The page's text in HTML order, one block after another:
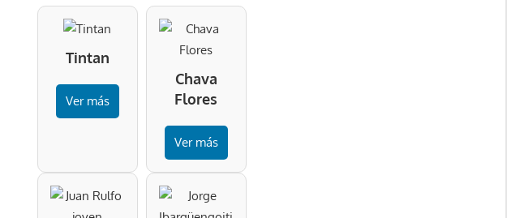
Tintan
Ver más
Chava
Flores
Ver más